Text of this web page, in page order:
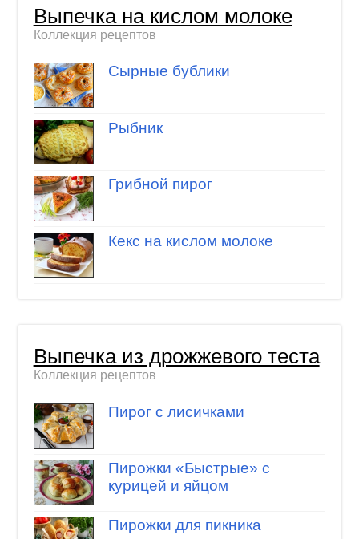
Выпечка на кислом молоке
Коллекция рецептов
Сырные бублики
Рыбник
Грибной пирог
Кекс на кислом молоке
Выпечка из дрожжевого теста
Коллекция рецептов
Пирог с лисичками
Пирожки «Быстрые» с
курицей и яйцом
Пирожки для пикника